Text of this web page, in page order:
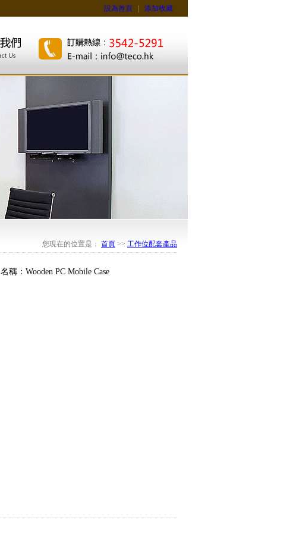
設為首頁 添加收藏
您現在的位置是： 首頁 >> 工作位配套產品
名稱：Wooden PC Mobile Case